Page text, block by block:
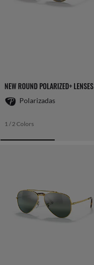
NEW ROUND POLARIZED+ LENSES
Polarizadas
1 / 2 Colors